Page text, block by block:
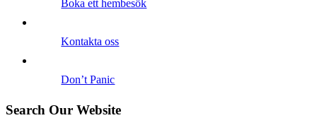
Boka ett hembesök
Kontakta oss
Don’t Panic
Search Our Website